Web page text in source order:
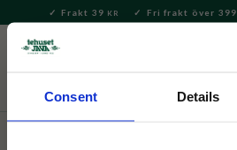
Consent Details
Meny
Frakt 39 KR Fri frakt över 399
Bryggning & Tillbehör